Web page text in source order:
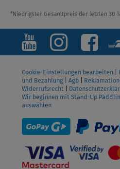
*Niedrigster Gesamtpreis der letzten 30
Cookie-Einstellungen bearbeiten
und Bezahlung
Agb
Widerrufsrecht
Wir beginnen mit Stand-Up
auswählen